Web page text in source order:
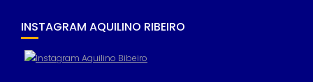
INSTAGRAM AQUILINO RIBEIRO